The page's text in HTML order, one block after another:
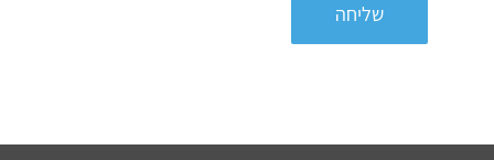
שליחה